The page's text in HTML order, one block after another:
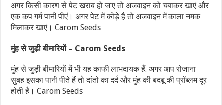
अगर किसी कारण से पेट खराब हो जाए तो अजवाइन को चबाकर खाएं और
एक कप गर्म पानी पीएं। अगर पेट में कीड़े है तो अजवाइन में काला नमक
मिलाकर खाएं। Carom Seeds
मुंह से जुड़ी बीमारियों – Carom Seeds
मुंह से जुड़ी बीमारियों में भी यह काफी लाभदायक हैं. अगर आप रोजाना
सुबह इसका पानी पीते हैं तो दांतो का दर्द और मुंह की बदबू की प्रॉब्लम दूर
होती है। Carom Seeds